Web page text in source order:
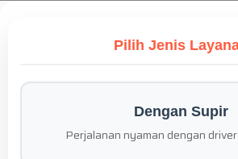
Pilih Jenis
Dengan Supir
Perjalanan nyaman dengan